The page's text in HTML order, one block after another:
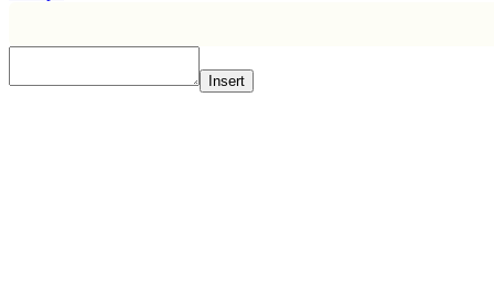
Insert